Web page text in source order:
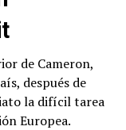
de Cameron,
después de
la difícil tarea
Europea.